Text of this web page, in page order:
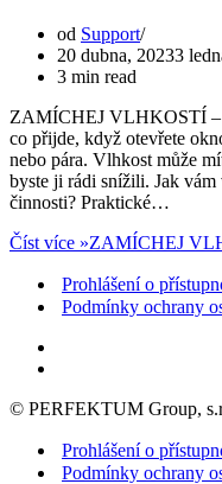
od Support
20 dubna, 20233
3 min read
ZAMÍCHEJ VLHKOSTÍ
co přijde, když otevřete
nebo pára. Vlhkost může
byste ji rádi snížili. Jak
činnosti? Praktické…
Číst více »ZAMÍCHEJ
Prohlášení o
Podmínky ochrany
© PERFEKTUM Group,
Prohlášení o
Podmínky ochrany